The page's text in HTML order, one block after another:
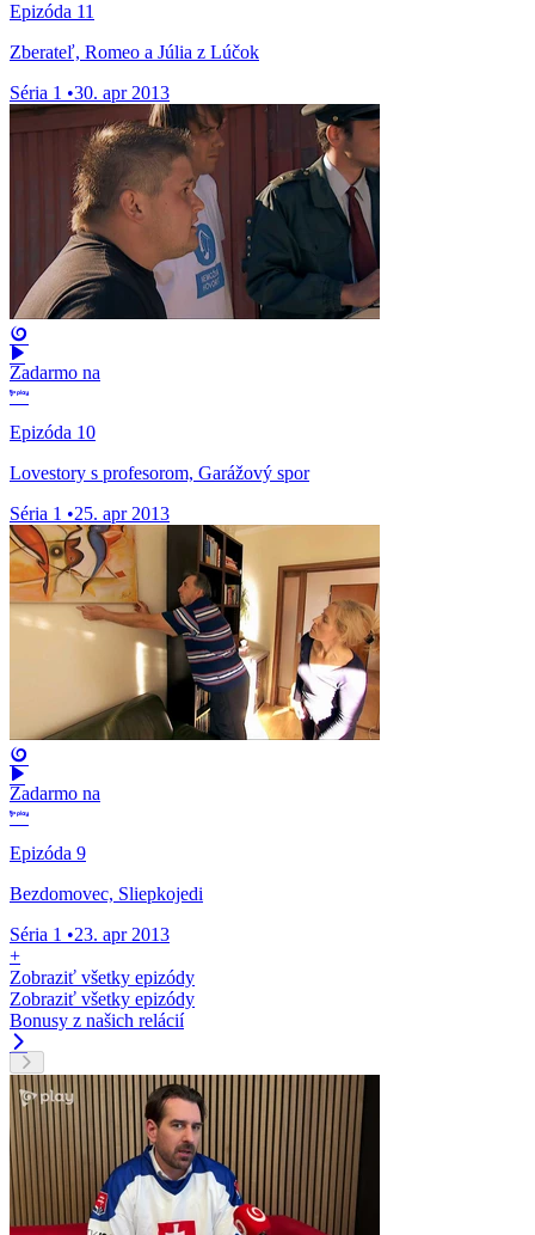
Epizóda 11
Zberateľ, Romeo a Júlia z Lúčok
Séria 1 •30. apr 2013
Zadarmo na
Epizóda 10
Lovestory s profesorom, Garážový spor
Séria 1 •25. apr 2013
Zadarmo na
Epizóda 9
Bezdomovec, Sliepkojedi
Séria 1 •23. apr 2013
+
Zobraziť všetky epizódy
Zobraziť všetky epizódy
Bonusy z našich relácií